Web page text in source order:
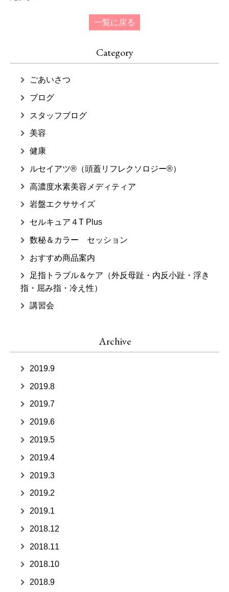
一覧に戻る
Category
ごあいさつ
ブログ
スタッフブログ
美容
健康
ルセイアツ®（頭蓋リフレクソロジー®）
高濃度水素美容メディティア
岩盤エクササイズ
セルキュア４T Plus
数秘＆カラー セッション
おすすめ商品案内
足指トラブル＆ケア（外反母趾・内反小趾・浮き
指・屈み指・冷え性）
講習会
Archive
2019.9
2019.8
2019.7
2019.6
2019.5
2019.4
2019.3
2019.2
2019.1
2018.12
2018.11
2018.10
2018.9